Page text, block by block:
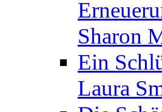
Sharon
Ein
Laura